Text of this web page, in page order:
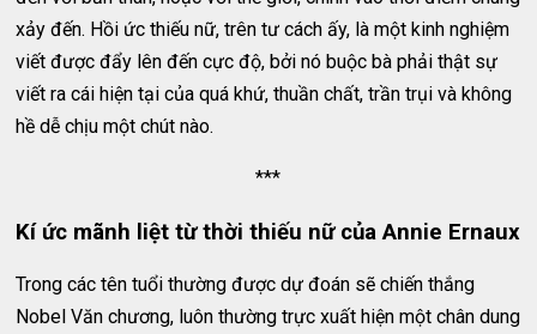
xảy đến. Hồi ức thiếu nữ, trên tư cách ấy, là một kinh nghiệm
viết được đẩy lên đến cực độ, bởi nó buộc bà phải thật sự
viết ra cái hiện tại của quá khứ, thuần chất, trần trụi và không
hề dễ chịu một chút nào.
***
Kí ức mãnh liệt từ thời thiếu nữ của Annie Ernaux
Trong các tên tuổi thường được dự đoán sẽ chiến thắng
Nobel Văn chương, luôn thường trực xuất hiện một chân dung